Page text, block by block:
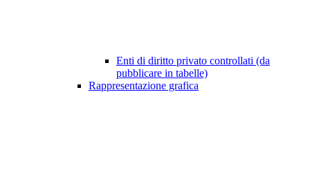
Enti di diritto privato controllati (da
pubblicare in tabelle)
Rappresentazione grafica